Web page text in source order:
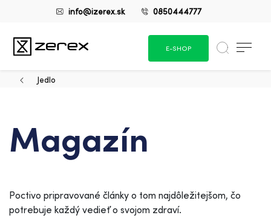
info@izerex.sk 0850444777
E-SHOP
Jedlo
Magazín
Poctivo pripravované články o tom najdôležitejšom, čo
potrebuje každý vedieť o svojom zdraví.